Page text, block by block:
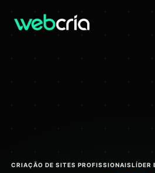
CRIAÇÃO DE SITES PROFISSIONAISLÍDER